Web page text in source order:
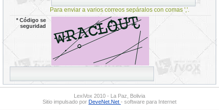
Para enviar a varios correos sepáralos con comas ','.
*Código se
seguridad
LexiVox 2010 - La Paz, Bolivia
Sitio impulsado por DeveNet.Net - software para Internet